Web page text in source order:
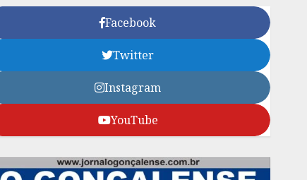
Facebook
Twitter
Instagram
YouTube